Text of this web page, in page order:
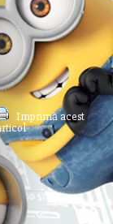
Imprimă acest